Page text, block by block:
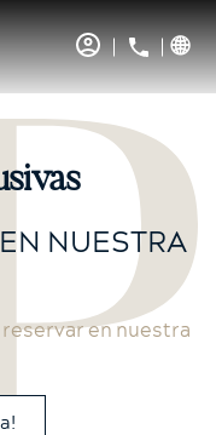
NUESTRA
en nuestra